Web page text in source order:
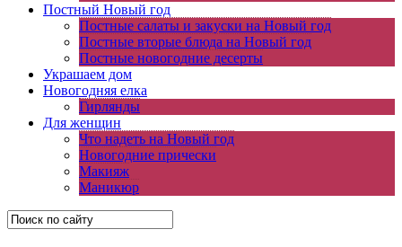
Постный Новый год
Постные салаты и закуски на Новый год
Постные вторые блюда на Новый год
Постные новогодние десерты
Украшаем дом
Новогодняя елка
Гирлянды
Для женщин
Что надеть на Новый год
Новогодние прически
Макияж
Маникюр